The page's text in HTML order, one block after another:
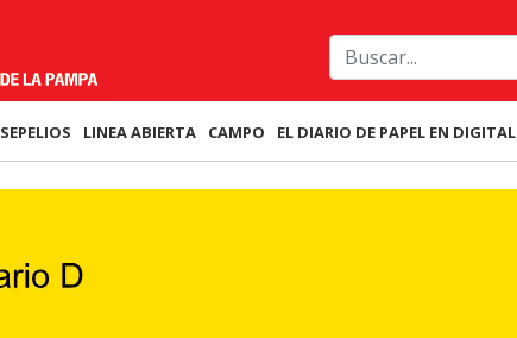
SEPELIOS LINEA ABIERTA CAMPO EL DIARIO DE PAPEL EN DIGITAL